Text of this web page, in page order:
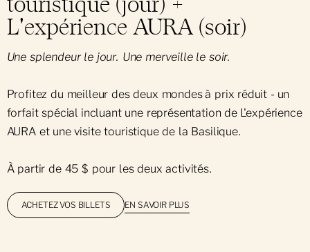
L'expérience AURA (soir)
Une splendeur le jour. Une merveille le soir.
Profitez du meilleur des deux mondes à prix réduit - un
forfait spécial incluant une représentation de L'expérience
AURA et une visite touristique de la Basilique.
À partir de 45 $ pour les deux activités.
ACHETEZ VOS BILLETS EN SAVOIR PLUS